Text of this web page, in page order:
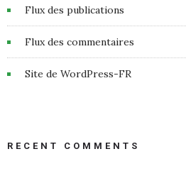
Flux des publications
Flux des commentaires
Site de WordPress-FR
RECENT COMMENTS